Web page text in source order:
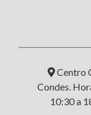
Centro
Condes.
10:30 a